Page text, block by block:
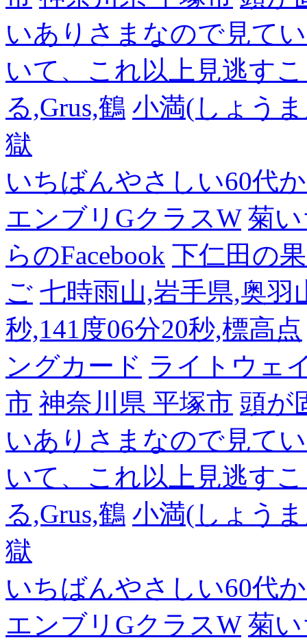
いありさまなので見て
いて、これ以上見逃す
る,Grus,鶴 小満(しょう
獄
いちばんやさしい60代
エンブリGクラスW 菊
らのFacebook 下仁田の
ご 七時雨山,岩手県,奥羽
秒,141度06分20秒,標高点
ングカード ライトウェ
市 神奈川県 平塚市 頭が
いありさまなので見て
いて、これ以上見逃す
る,Grus,鶴 小満(しょう
獄
いちばんやさしい60代
エンブリGクラスW 菊